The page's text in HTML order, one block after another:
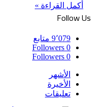
أكمل القراءة »
Follow Us
9٬079 متابع
0
Followers
0
Followers
الأشهر
الأخيرة
تعليقات